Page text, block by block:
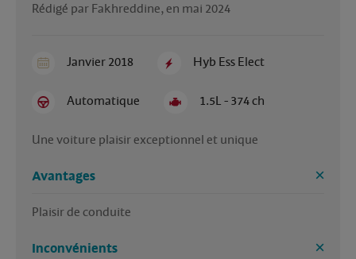
Rédigé par Fakhreddine, en mai 2024
Janvier 2018 Hyb Ess Elect
Automatique 1.5L - 374 ch
Une voiture plaisir exceptionnel et unique
Avantages
Plaisir de conduite
Inconvénients